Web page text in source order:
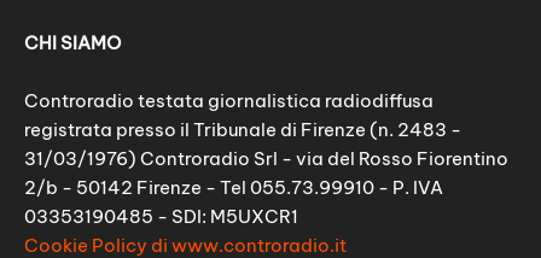
CHI SIAMO
Controradio testata giornalistica radiodiffusa
registrata presso il Tribunale di Firenze (n. 2483 -
31/03/1976) Controradio Srl - via del Rosso Fiorentino
2/b - 50142 Firenze - Tel 055.73.99910 - P. IVA
03353190485 - SDI: M5UXCR1
Cookie Policy di www.controradio.it